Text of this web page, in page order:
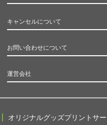
キャンセルについて
お問い合わせについて
運営会社
オリジナルグッズプリントサ